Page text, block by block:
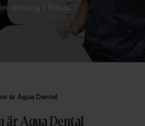
omsorg i fokus.
är Aqua Dental
är Aqua Dental